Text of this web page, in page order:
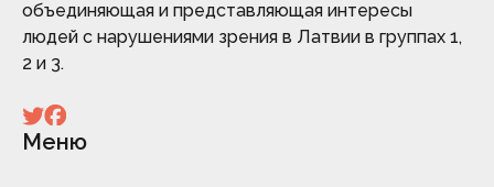
объединяющая и представляющая интересы
людей с нарушениями зрения в Латвии в группах 1,
2 и 3.
Меню